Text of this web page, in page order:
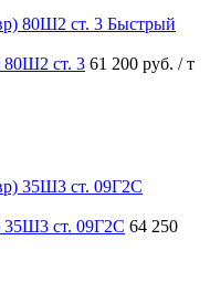
Быстрый
80Ш2 ст. 3 61 200 руб. / т
35Ш3 ст. 09Г2С 64 250